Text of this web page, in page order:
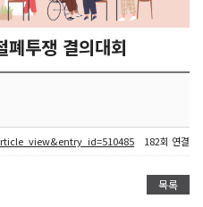
동료상담가 모집공고
사업 참여자 모집 공고
투쟁 결의대회
182회 연결
목록